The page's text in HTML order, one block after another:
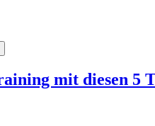
mit diesen 5